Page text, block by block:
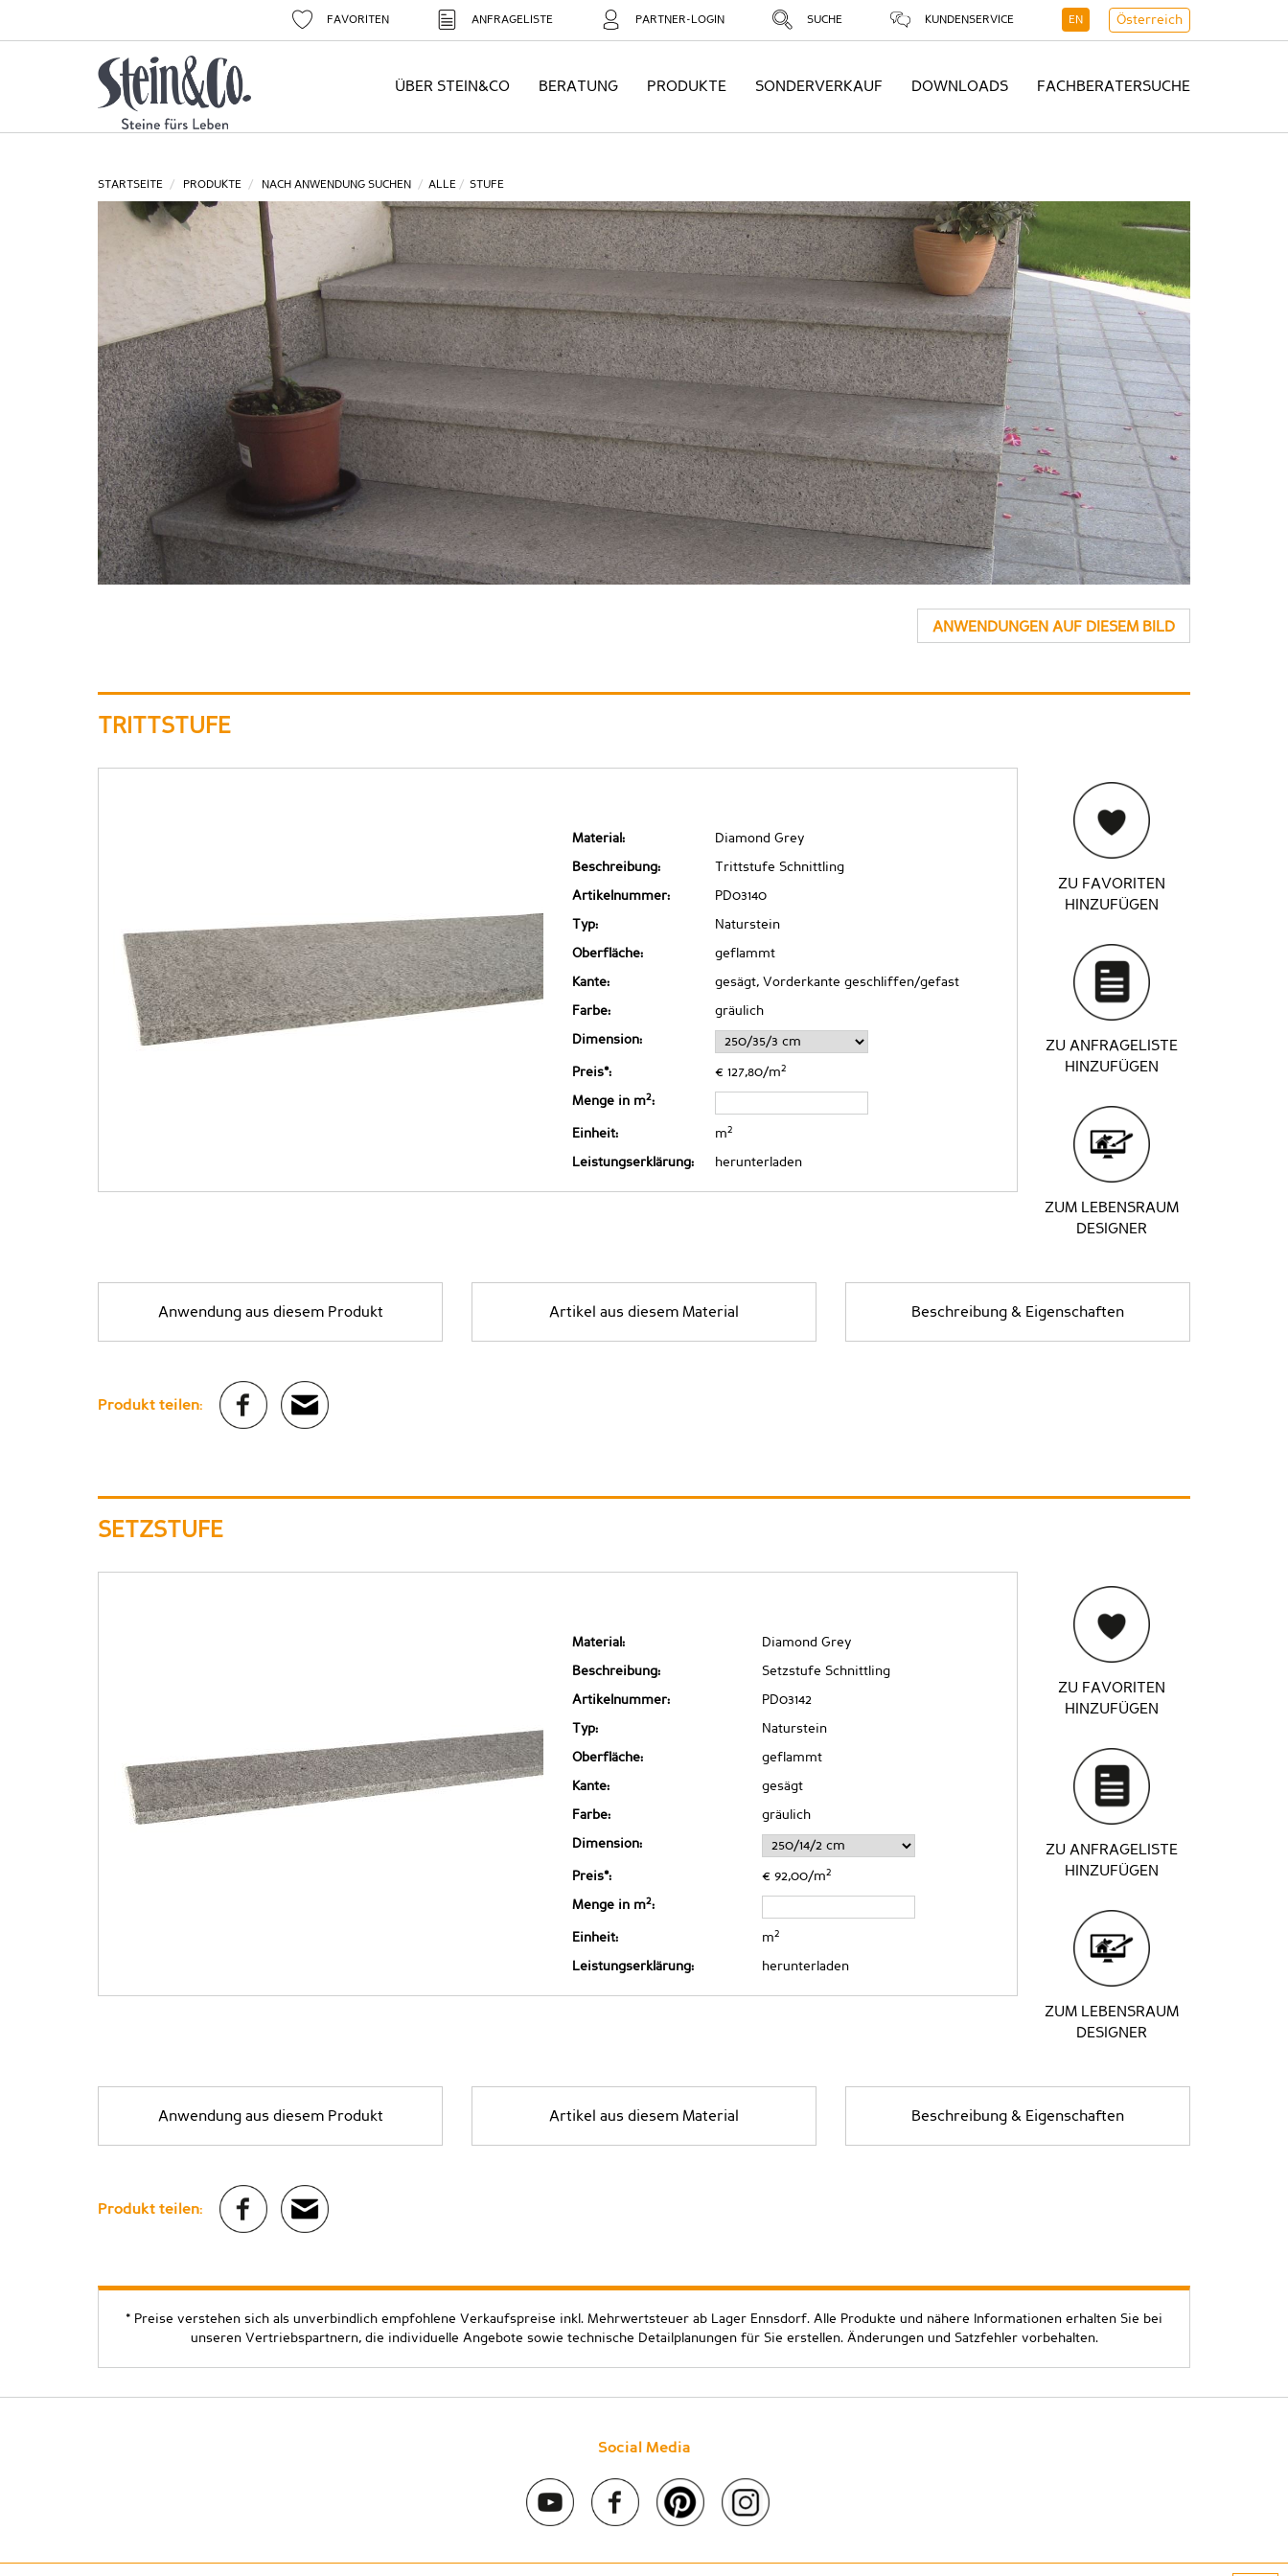
FAVORITEN ANFRAGELISTE PARTNER-LOGIN SUCHE KUNDENSERVICE EN Österreich
ÜBER STEIN&CO BERATUNG PRODUKTE SONDERVERKAUF DOWNLOADS FACHBERATERSUCHE
STARTSEITE PRODUKTE NACH ANWENDUNG SUCHEN ALLE STUFE
ANWENDUNGEN AUF DIESEM BILD
TRITTSTUFE
Material: Diamond Grey
Beschreibung: Trittstufe Schnittling
Artikelnummer: PD03140
Typ: Naturstein
Oberfläche: geflammt
Kante: gesägt, Vorderkante geschliffen/gefast
Farbe: gräulich
Dimension:
Preis*: € 127,80/m2
Menge in m2:
Einheit: m2
Leistungserklärung: herunterladen
ZU FAVORITEN
HINZUFÜGEN
ZU ANFRAGELISTE
HINZUFÜGEN
ZUM LEBENSRAUM
DESIGNER
Anwendung aus diesem Produkt Artikel aus diesem Material Beschreibung & Eigenschaften
Produkt teilen:
SETZSTUFE
Material: Diamond Grey
Beschreibung: Setzstufe Schnittling
Artikelnummer: PD03142
Typ: Naturstein
Oberfläche: geflammt
Kante: gesägt
Farbe: gräulich
Dimension:
Preis*: € 92,00/m2
Menge in m2:
Einheit: m2
Leistungserklärung: herunterladen
ZU FAVORITEN
HINZUFÜGEN
ZU ANFRAGELISTE
HINZUFÜGEN
ZUM LEBENSRAUM
DESIGNER
Anwendung aus diesem Produkt Artikel aus diesem Material Beschreibung & Eigenschaften
Produkt teilen:
* Preise verstehen sich als unverbindlich empfohlene Verkaufspreise inkl. Mehrwertsteuer ab Lager Ennsdorf. Alle Produkte und nähere Informationen erhalten Sie bei
unseren Vertriebspartnern, die individuelle Angebote sowie technische Detailplanungen für Sie erstellen. Änderungen und Satzfehler vorbehalten.
Social Media